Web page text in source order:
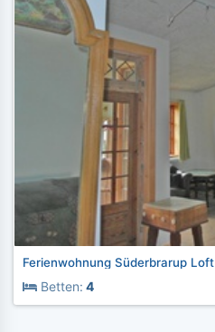
Ferienwohnung Süderbrarup Loft
Betten: 4